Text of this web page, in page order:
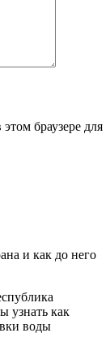
браузере для
и как до него
узнать как
воды